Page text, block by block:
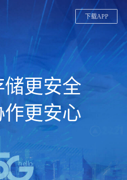
下载APP
更安全
作更安心